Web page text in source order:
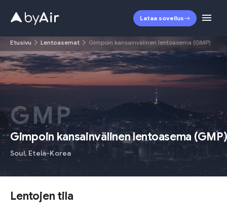
Lataa sovellus
Etusivu Lentoasemat Gimpoin kansainvälinen lentoasema (GMP)
GMP
Gimpoin kansainvälinen lentoasema (GMP)
Soul, Etelä-Korea
Lentojen tila